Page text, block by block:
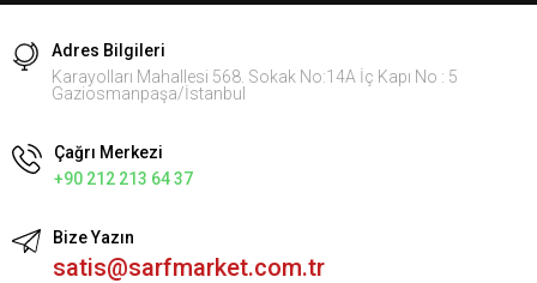
Adres Bilgileri
Karayolları Mahallesi 568. Sokak No:14A İç Kapı No : 5
Gaziosmanpaşa/İstanbul
Çağrı Merkezi
+90 212 213 64 37
Bize Yazın
satis@sarfmarket.com.tr